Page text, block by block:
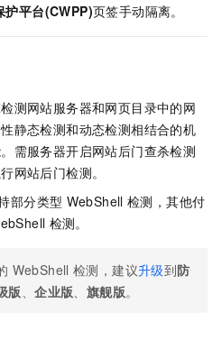
护平台(CWPP)页签手动隔离。
测网站服务器和网页目录中的网
静态检测和动态检测相结合的机
需服务器开启网站后门查杀检测
网站后门检测。
部分类型 WebShell 检测，其他付
检测。
WebShell 检测，建议升级到防
版、企业版、 旗舰版。